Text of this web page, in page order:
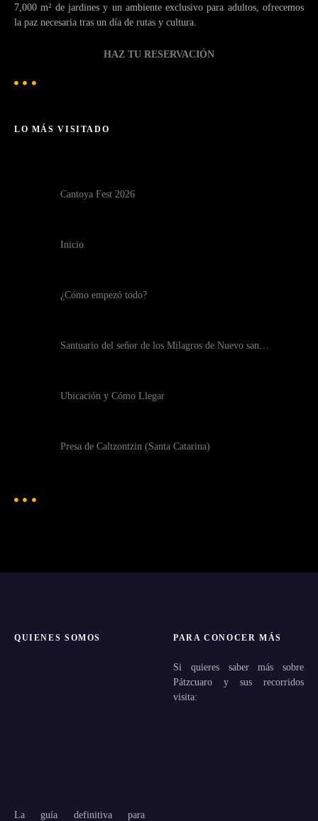
7,000 m² de jardines y un ambiente exclusivo para adultos, ofrecemos
la paz necesaria tras un día de rutas y cultura.
HAZ TU RESERVACIÓN
LO MÁS VISITADO
Cantoya Fest 2026
Inicio
¿Cómo empezó todo?
Santuario del señor de los Milagros de Nuevo san…
Ubicación y Cómo Llegar
Presa de Caltzontzin (Santa Catarina)
QUIENES SOMOS
La guía definitiva para
PARA CONOCER MÁS
Si quieres saber más sobre
Pátzcuaro y sus recorridos
visita: